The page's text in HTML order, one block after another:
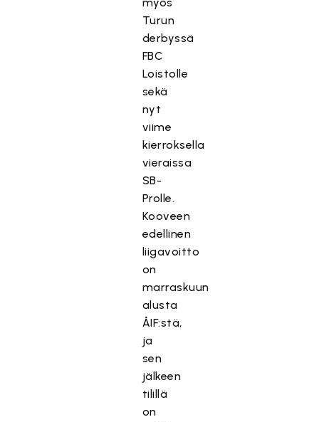
Turun
derbyssä
FBC
Loistolle
sekä
nyt
viime
kierroksella
vieraissa
SB-
Prolle.
Kooveen
edellinen
liigavoitto
on
marraskuun
alusta
ÅIF:stä,
ja
sen
jälkeen
tilillä
on